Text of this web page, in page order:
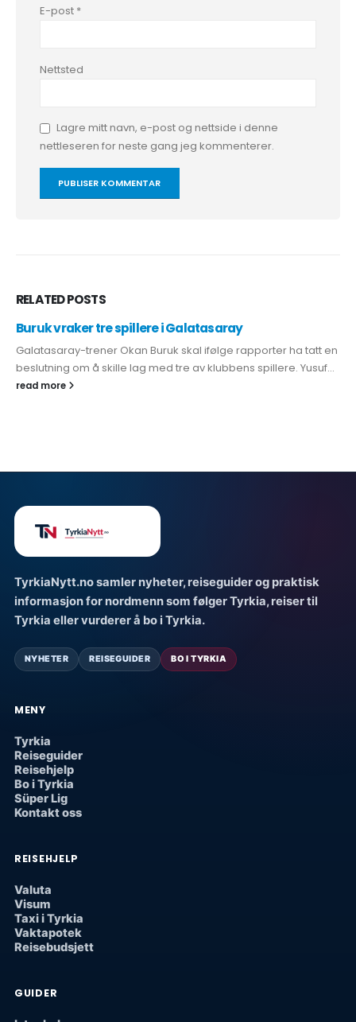
E-post *
Nettsted
Lagre mitt navn, e-post og nettside i denne
nettleseren for neste gang jeg kommenterer.
RELATEDPOSTS
Buruk vraker tre spillere i Galatasaray
Galatasaray-trener Okan Buruk skal ifølge rapporter ha tatt en
beslutning om å skille lag med tre av klubbens spillere. Yusuf...
read more
TyrkiaNytt.no samler nyheter, reiseguider og praktisk
informasjon for nordmenn som følger Tyrkia, reiser til
Tyrkia eller vurderer å bo i Tyrkia.
NYHETER REISEGUIDER BO I TYRKIA
MENY
Tyrkia
Reiseguider
Reisehjelp
Bo i Tyrkia
Süper Lig
Kontakt oss
REISEHJELP
Valuta
Visum
Taxi i Tyrkia
Vaktapotek
Reisebudsjett
GUIDER